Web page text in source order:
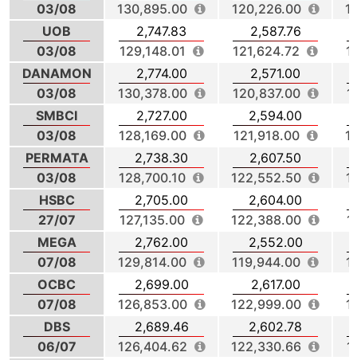
03/08
130,895.00
120,226.00
UOB
03/08
2,747.83
129,148.01
2,587.76
121,624.72
DANAMON
03/08
2,774.00
130,378.00
2,571.00
120,837.00
SMBCI
03/08
2,727.00
128,169.00
2,594.00
121,918.00
PERMATA
03/08
2,738.30
128,700.10
2,607.50
122,552.50
HSBC
27/07
2,705.00
127,135.00
2,604.00
122,388.00
MEGA
07/08
2,762.00
129,814.00
2,552.00
119,944.00
OCBC
07/08
2,699.00
126,853.00
2,617.00
122,999.00
DBS
06/07
2,689.46
126,404.62
2,602.78
122,330.66